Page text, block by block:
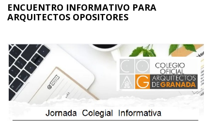
ENCUENTRO INFORMATIVO PARA
ARQUITECTOS OPOSITORES